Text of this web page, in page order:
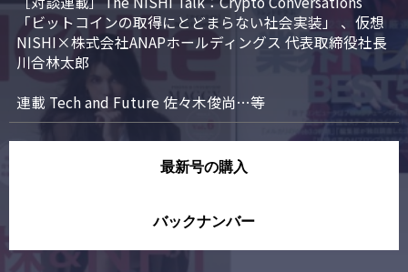
「ビットコインの取得にとどまらない社会実装」 、仮想
NISHI×株式会社ANAPホールディングス 代表取締役社長
川合林太郎
連載 Tech and Future 佐々木俊尚…等
最新号の購入
バックナンバー